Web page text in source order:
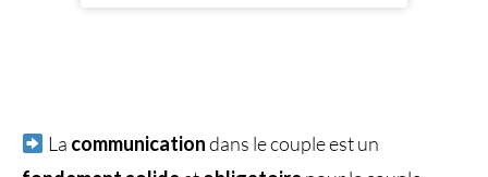
La communicationdans le couple est un